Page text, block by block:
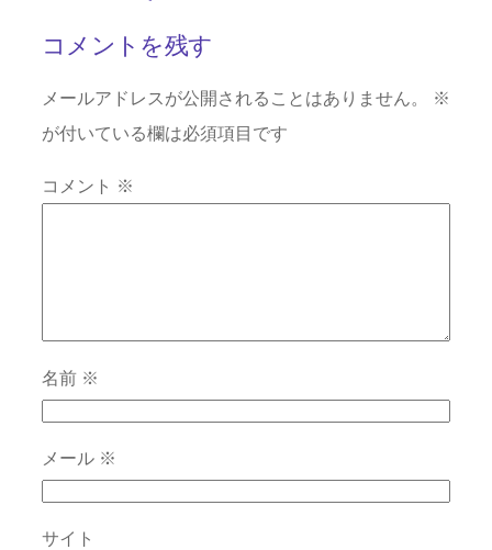
コメントを残す
メールアドレスが公開されることはありません。
※
が付いている欄は必須項目です
コメント ※
名前 ※
メール ※
サイト